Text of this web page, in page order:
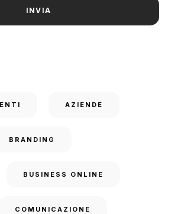
AZIENDE
BRANDING
BUSINESS ONLINE
COMUNICAZIONE